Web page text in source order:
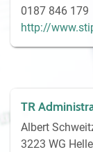
0187 846 179
http://
TR
Albert
3223 WG